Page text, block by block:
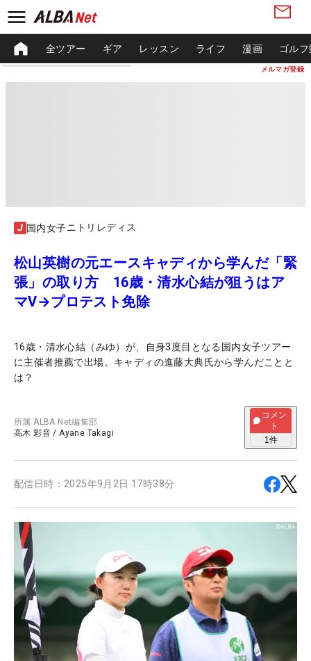
メルマガ登録
全ツアー ギア レッスン ライフ 漫画 ゴル
国内女子ニトリレディス
松山英樹の元エースキャディから学んだ「緊
張」の取り方 16歳・清水心結が狙うはア
マV→プロテスト免除
16歳・清水心結（みゆ）が、自身3度目となる国内女子ツアー
に主催者推薦で出場。キャディの進藤大典氏から学んだことと
は？
所属ALBA Net編集部
高木 彩音 /Ayane Takagi
コメン
ト
1件
配信日時： 2025年9月2日 17時38分